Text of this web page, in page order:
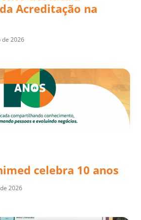
Acreditação na
de 2026
celebra 10 anos
2026